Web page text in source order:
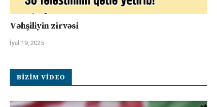
Vəhşiliyin zirvəsi
İyul 19, 2025
BIZIM VIDEO